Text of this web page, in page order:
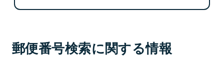
郵便番号検索に関する情報